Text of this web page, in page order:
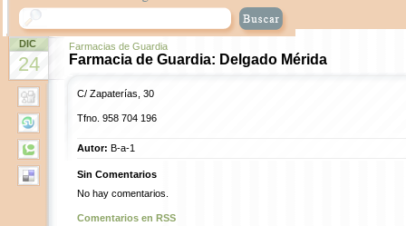
DIC
24
Farmacias de Guardia
Farmacia de Guardia: Delgado Mérida
C/ Zapaterías, 30
Tfno. 958 704 196
Autor: B-a-1
Sin Comentarios
No hay comentarios.
Comentarios en RSS